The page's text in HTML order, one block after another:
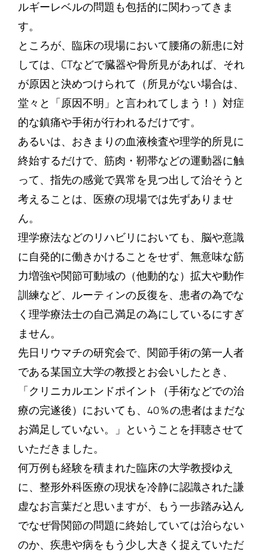
ルギーレベルの問題も包括的に関わってきま
す。
ところが、臨床の現場において腰痛の新患に対
しては、CTなどで臓器や骨所見があれば、それ
が原因と決めつけられて（所見がない場合は、
堂々と「原因不明」と言われてしまう！）対症
的な鎮痛や手術が行われるだけです。
あるいは、おきまりの血液検査や理学的所見に
終始するだけで、筋肉・靭帯などの運動器に触
って、指先の感覚で異常を見つ出して治そうと
考えることは、医療の現場では先ずありませ
ん。
理学療法などのリハビリにおいても、脳や意識
に自発的に働きかけることをせず、無意味な筋
力増強や関節可動域の（他動的な）拡大や動作
訓練など、ルーティンの反復を、患者の為でな
く理学療法士の自己満足の為にしているにすぎ
ません。
先日リウマチの研究会で、関節手術の第一人者
である某国立大学の教授とお会いしたとき、
「クリニカルエンドポイント（手術などでの治
療の完遂後）においても、40％の患者はまだな
お満足していない。」ということを拝聴させて
いただきました。
何万例も経験を積まれた臨床の大学教授ゆえ
に、整形外科医療の現状を冷静に認識された謙
虚なお言葉だと思いますが、もう一歩踏み込ん
でなぜ骨関節の問題に終始していては治らない
のか、疾患や病をもう少し大きく捉えていただ